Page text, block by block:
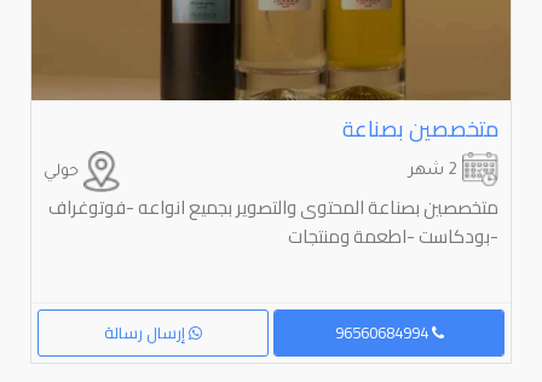
متخصصين بصناعة
حولي
متخصصين بصناعة المحتوى والتصوير بجميع انواعه -فوتوغراف
-بودكاست -اطعمة ومنتجات
إرسال رسالة 96560684994